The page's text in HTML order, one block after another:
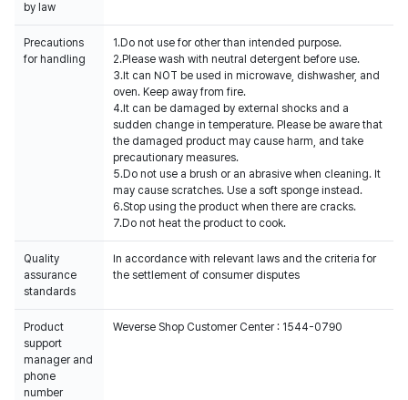
by law
Precautions
for handling
1.Do not use for other than intended purpose.
2.Please wash with neutral detergent before use.
3.It can NOT be used in microwave, dishwasher, and
oven. Keep away from fire.
4.It can be damaged by external shocks and a
sudden change in temperature. Please be aware that
the damaged product may cause harm, and take
precautionary measures.
5.Do not use a brush or an abrasive when cleaning. It
may cause scratches. Use a soft sponge instead.
6.Stop using the product when there are cracks.
7.Do not heat the product to cook.
Quality
assurance
standards
In accordance with relevant laws and the criteria for
the settlement of consumer disputes
Product
support
manager and
phone
number
Weverse Shop Customer Center : 1544-0790